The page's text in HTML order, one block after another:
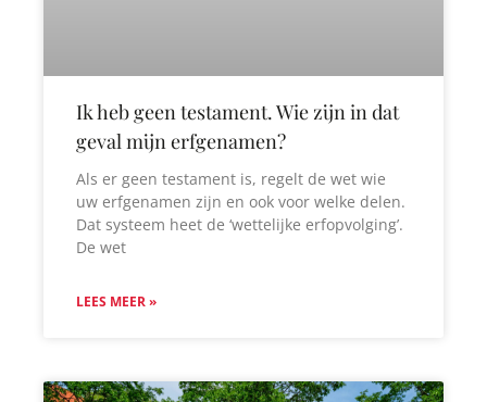
Ik heb geen testament. Wie zijn in dat
geval mijn erfgenamen?
Als er geen testament is, regelt de wet wie
uw erfgenamen zijn en ook voor welke delen.
Dat systeem heet de ‘wettelijke erfopvolging’.
De wet
LEES MEER »